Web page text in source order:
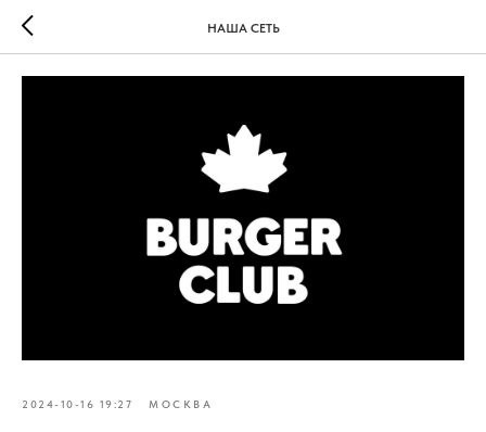
НАША СЕТЬ
2024-10-16 19:27 МОСКВА